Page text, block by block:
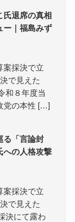
氏退席の真相
ー｜福島みず
案採決で立
で見えた
和８年度当
党の本性 […]
る「言論封
の人格攻撃
案採決で立
で見えた
決にて露わ